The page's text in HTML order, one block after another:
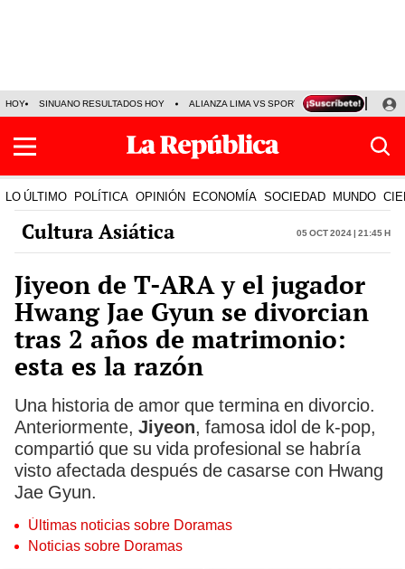
HOY SINUANO RESULTADOS HOY ALIANZA LIMA VS SPORT BOYS JORGE
LO ÚLTIMO POLÍTICA OPINIÓN ECONOMÍA SOCIEDAD MUNDO
Cultura Asiática 05 Oct 2024 | 21:45 h
Jiyeon de T-ARA y el jugador
Hwang Jae Gyun se divorcian
tras 2 años de matrimonio:
esta es la razón
Una historia de amor que termina en divorcio.
Anteriormente, Jiyeon, famosa idol de k-pop,
compartió que su vida profesional se habría
visto afectada después de casarse con Hwang
Jae Gyun.
Últimas noticias sobre Doramas
Noticias sobre Doramas